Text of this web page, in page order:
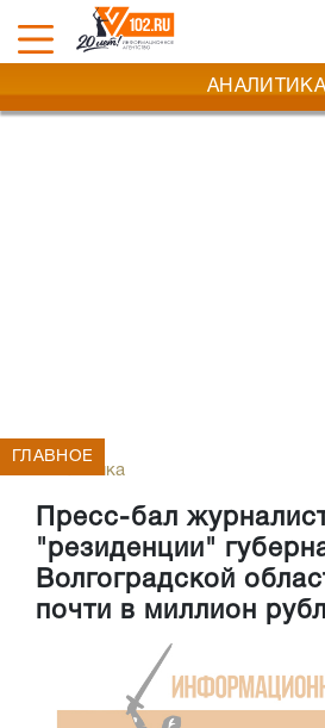
АНАЛИТИКА
Аналитика
Пресс-бал
"резиденции"
Волгоградской
почти в миллион
ГЛАВНОЕ